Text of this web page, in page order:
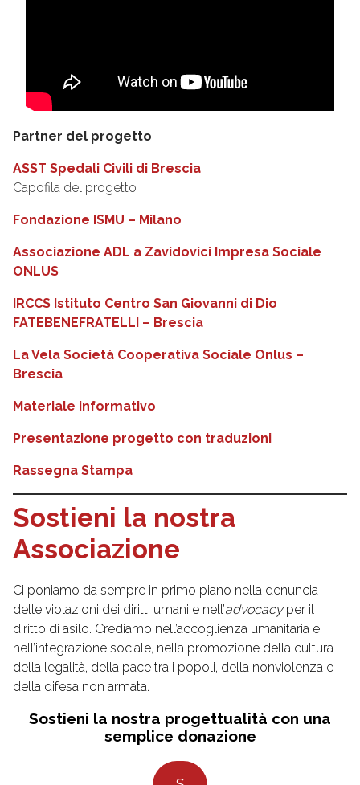
Partner del progetto
ASST Spedali Civili di Brescia
Capofila del progetto
Fondazione ISMU – Milano
Associazione ADL a Zavidovici Impresa Sociale
ONLUS
IRCCS Istituto Centro San Giovanni di Dio
FATEBENEFRATELLI – Brescia
La Vela Società Cooperativa Sociale Onlus –
Brescia
Materiale informativo
Presentazione progetto con traduzioni
Rassegna Stampa
Sostieni la nostra
Associazione
Ci poniamo da sempre in primo piano nella denuncia
delle violazioni dei diritti umani e nell’advocacyper il
diritto di asilo. Crediamo nell’accoglienza umanitaria e
nell’integrazione sociale, nella promozione della cultura
della legalità, della pace tra i popoli, della nonviolenza e
della difesa non armata.
Sostieni la nostra progettualità con una
semplice donazione